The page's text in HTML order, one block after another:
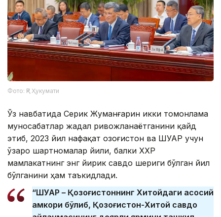
Фото: ҚР Ҳукумати
Ўз навбатида Серик Жуманғарин икки томонлама
муносабатлар жадал ривожланаётганини қайд
этиб, 2023 йил нафақат Қозоғистон ва ШУАР учун
ўзаро шартномалар йили, балки ХХР
мамлакатнинг энг йирик савдо шериги бўлган йил
бўлганини ҳам таъкидлади.
“ШУАР – Қозоғистоннинг Хитойдаги асосий
ҳамкори бўлиб, Қозоғистон-Хитой савдо